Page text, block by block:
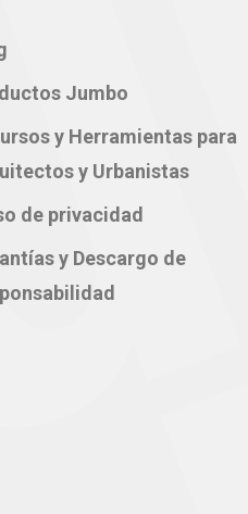
Jumbo
y Herramientas para
y Urbanistas
de privacidad
y Descargo de